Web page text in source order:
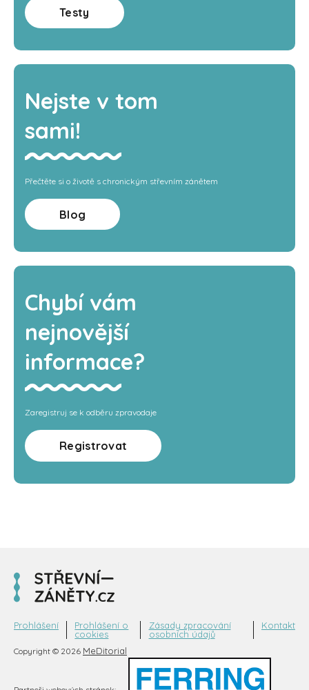
Testy
Nejste v tom
sami!
Přečtěte si o životě s chronickým střevním zánětem
Blog
Chybí vám
nejnovější
informace?
Zaregistruj se k odběru zpravodaje
Registrovat
Copyright © 2026 MeDitorial
Prohlášení
Prohlášení o
cookies
Zásady zpracování
osobních údajů
Kontakt